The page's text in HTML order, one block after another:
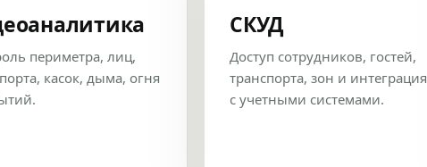
периметра, лиц,
касок, дыма, огня
СКУД
Доступ сотрудников, гостей,
транспорта, зон и интеграция
с учетными системами.